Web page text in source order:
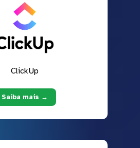
ClickUp
Saiba mais →